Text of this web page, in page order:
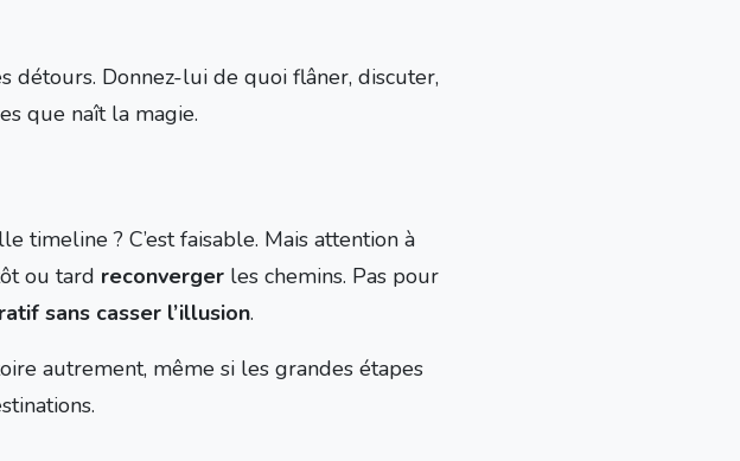
détours. Donnez-lui de quoi flâner, discuter,
que naît la magie.
timeline ? C’est faisable. Mais attention à
ou tard reconvergerles chemins. Pas pour
sans casser l’illusion.
autrement, même si les grandes étapes